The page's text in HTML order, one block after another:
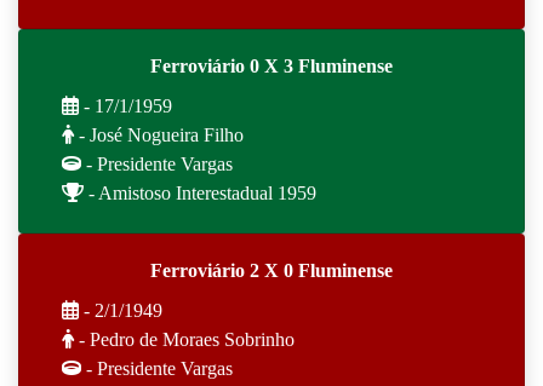
Ferroviário 0 X 3 Fluminense
- 17/1/1959
- José Nogueira Filho
- Presidente Vargas
- Amistoso Interestadual 1959
Ferroviário 2 X 0 Fluminense
- 2/1/1949
- Pedro de Moraes Sobrinho
- Presidente Vargas